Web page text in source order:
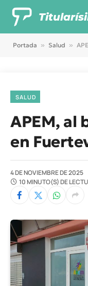
Portada » Salud »
SALUD
APEM, al
en
4 DE NOVIEMBRE DE 2025
10 MINUTO(S) DE